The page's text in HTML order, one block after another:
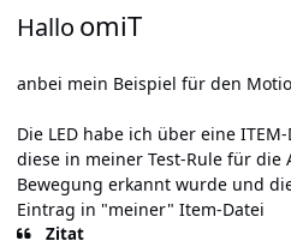
Hallo omiT
anbei mein Beispiel für den
Die LED habe ich über eine
diese in meiner Test-Rule für die
Bewegung erkannt wurde und
Eintrag in "meiner" Item-Datei
Zitat